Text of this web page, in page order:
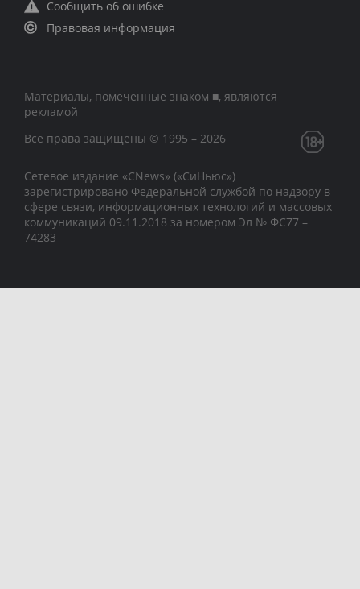
Сообщить об ошибке
Правовая информация
Материалы, помеченные знаком ■, являются
рекламой
Все права защищены © 1995 – 2026
Сетевое издание «CNews» («СиНьюс»)
зарегистрировано Федеральной службой по надзору в
сфере связи, информационных технологий и массовых
коммуникаций 09.11.2018 за номером Эл № ФС77 –
74283